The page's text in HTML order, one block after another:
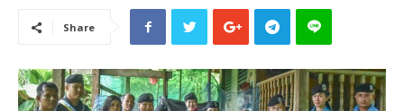
Share